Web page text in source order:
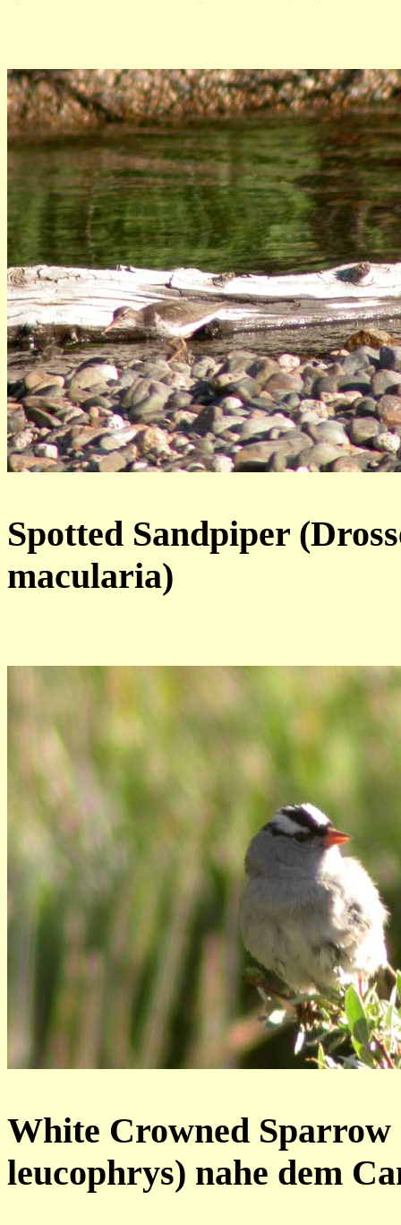
Spotted Sandpiper
macularia)
White Crowned
leucophrys) nahe dem